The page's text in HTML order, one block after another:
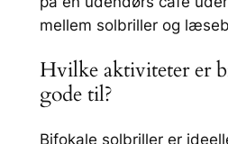
mellem solbriller og
Hvilke aktiviteter er
gode til?
Bifokale solbriller er